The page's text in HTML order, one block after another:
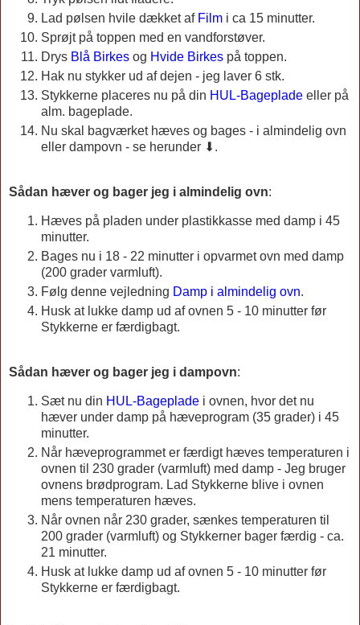
Lad pølsen hvile dækket af Film i ca 15 minutter.
Sprøjt på toppen med en vandforstøver.
Drys Blå Birkes og Hvide Birkes på toppen.
Hak nu stykker ud af dejen - jeg laver 6 stk.
Stykkerne placeres nu på din HUL-Bageplade eller på
alm. bageplade.
Nu skal bagværket hæves og bages - i almindelig ovn
eller dampovn - se herunder ⬇.
Sådan hæver og bager jeg i almindelig ovn:
Hæves på pladen under plastikkasse med damp i 45
minutter.
Bages nu i 18 - 22 minutter i opvarmet ovn med damp
(200 grader varmluft).
Følg denne vejledning Damp i almindelig ovn.
Husk at lukke damp ud af ovnen 5 - 10 minutter før
Stykkerne er færdigbagt.
Sådan hæver og bager jeg i dampovn:
Sæt nu din HUL-Bageplade i ovnen, hvor det nu
hæver under damp på hæveprogram (35 grader) i 45
minutter.
Når hæveprogrammet er færdigt hæves temperaturen i
ovnen til 230 grader (varmluft) med damp - Jeg bruger
ovnens brødprogram. Lad Stykkerne blive i ovnen
mens temperaturen hæves.
Når ovnen når 230 grader, sænkes temperaturen til
200 grader (varmluft) og Stykkerner bager færdig - ca.
21 minutter.
Husk at lukke damp ud af ovnen 5 - 10 minutter før
Stykkerne er færdigbagt.